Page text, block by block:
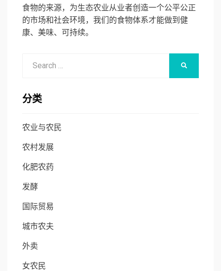
食物的来源，为生态农业从业者创造一个公平公正
的市场和社会环境，我们的食物体系才能做到健
康、美味、可持续。
分类
农业与农民
农村发展
化肥农药
发酵
国际贸易
城市农夫
外卖
女农民